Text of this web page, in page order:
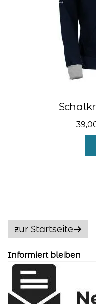
zur Startseite
Informiert bleiben